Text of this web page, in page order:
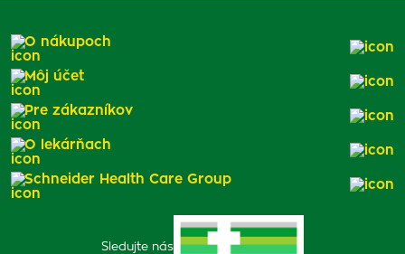
Sledujte nás
O nákupoch
Môj účet
Pre zákazníkov
O lekárňach
Schneider Health Care Group